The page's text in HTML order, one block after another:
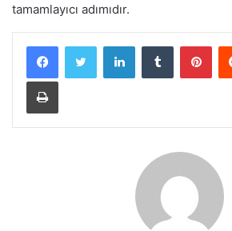
tamamlayıcı adımıdır.
LinkedInTumblr
Yazdır